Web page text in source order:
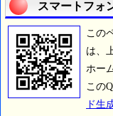
スマートフォ
この
は、
ホー
この
ド生